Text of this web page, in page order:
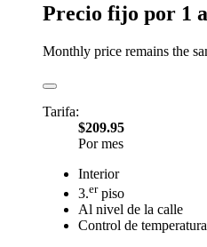
Precio fijo por 1
Monthly price remains the
Tarifa:
$209.95
Por mes
Interior
3.erpiso
Al nivel de la calle
Control de temperatura